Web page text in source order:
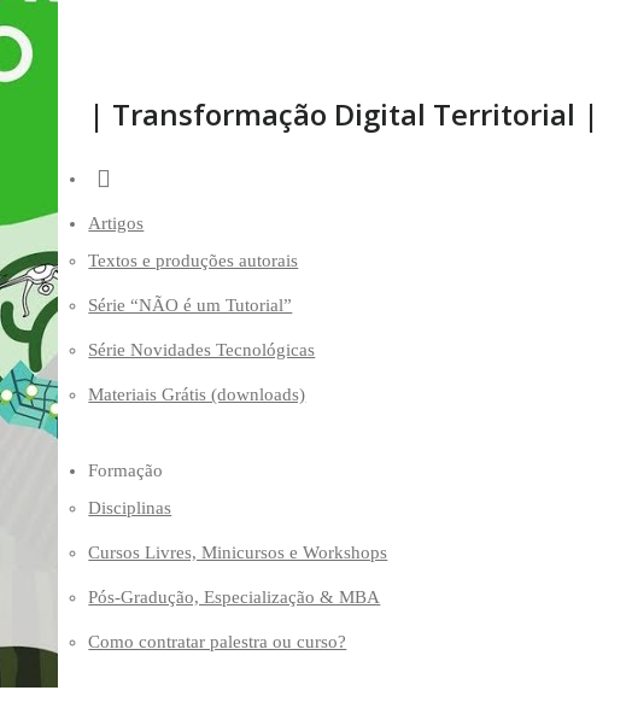
| Transformação Digital Territorial |
Artigos
Textos e produções autorais
Série “NÃO é um Tutorial”
Série Novidades Tecnológicas
Materiais Grátis (downloads)
Formação
Disciplinas
Cursos Livres, Minicursos e Workshops
Pós-Gradução, Especialização & MBA
Como contratar palestra ou curso?